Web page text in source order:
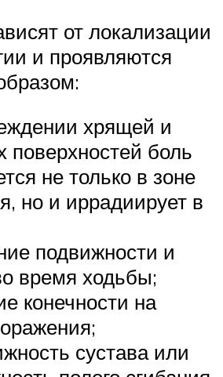
от локализации
и проявляются
хрящей и
поверхностей боль
не только в зоне
но и иррадиирует в
подвижности и
время ходьбы;
конечности на
сустава или